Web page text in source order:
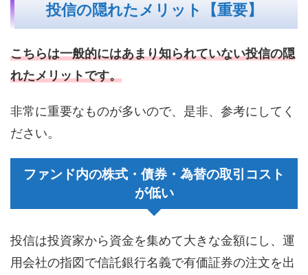
投信の隠れたメリット【重要】
こちらは一般的にはあまり知られていない投信の隠
れたメリットです。
非常に重要なものが多いので、是非、参考にしてく
ださい。
ファンド内の株式・債券・為替の取引コスト
が低い
投信は投資家から資金を集めて大きな金額にし、運
用会社の指図で信託銀行名義で有価証券の注文を出